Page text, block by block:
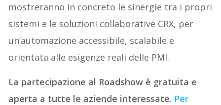
mostreranno in concreto le sinergie tra i propri
sistemi e le soluzioni collaborative CRX, per
un’automazione accessibile, scalabile e
orientata alle esigenze reali delle PMI.
La partecipazione al Roadshow è gratuita e
aperta a tutte le aziende interessate. Per